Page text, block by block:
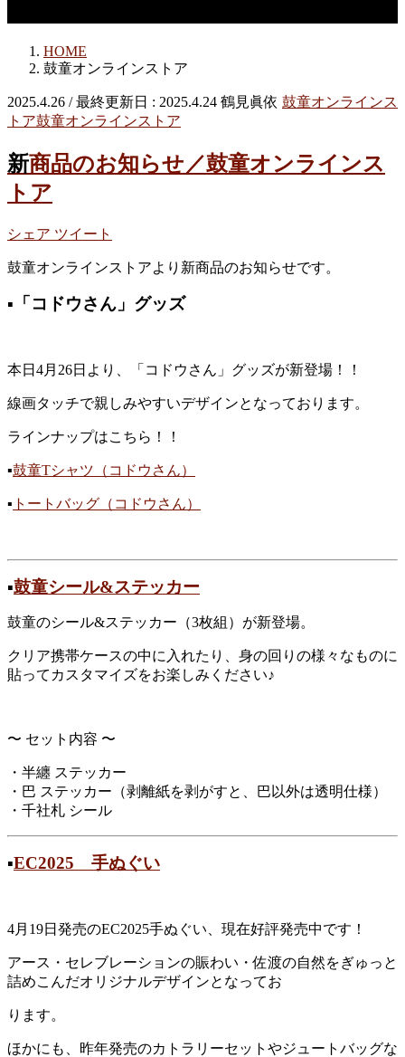
HOME
鼓童オンラインストア
2025.4.26 / 最終更新日 : 2025.4.24 鶴見眞依 鼓童オンラインス
トア鼓童オンラインストア
新商品のお知らせ／鼓童オンラインス
トア
シェア ツイート
鼓童オンラインストアより新商品のお知らせです。
▪︎「コドウさん」グッズ
本日4月26日より、「コドウさん」グッズが新登場！！
線画タッチで親しみやすいデザインとなっております。
ラインナップはこちら！！
▪︎鼓童Tシャツ（コドウさん）
▪︎ トートバッグ（コドウさん）
▪︎鼓童シール&ステッカー
鼓童のシール&ステッカー（3枚組）が新登場。
クリア携帯ケースの中に入れたり、身の回りの様々なものに
貼ってカスタマイズをお楽しみください♪
〜 セット内容 〜
・半纏 ステッカー
・巴 ステッカー（剥離紙を剥がすと、巴以外は透明仕様）
・千社札 シール
▪︎EC2025 手ぬぐい
4月19日発売のEC2025手ぬぐい、現在好評発売中です！
アース・セレブレーションの賑わい・佐渡の自然をぎゅっと
詰めこんだオリジナルデザインとなってお
ります。
ほかにも、昨年発売のカトラリーセットやジュートバッグな